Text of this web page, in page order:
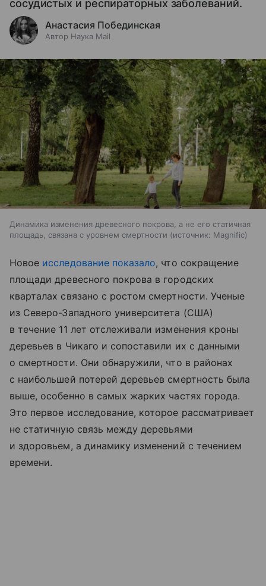
сосудистых и респираторных заболеваний.
Анастасия Побединская
Автор Наука Mail
Динамика изменения древесного покрова, а не его статичная
площадь, связана с уровнем смертности
источник: Magnific
Новое исследование показало, что сокращение
площади древесного покрова в городских
кварталах связано с ростом смертности. Ученые
из Северо-Западного университета (США)
в течение 11 лет отслеживали изменения кроны
деревьев в Чикаго и сопоставили их с данными
о смертности. Они обнаружили, что в районах
с наибольшей потерей деревьев смертность была
выше, особенно в самых жарких частях города.
Это первое исследование, которое рассматривает
не статичную связь между деревьями
и здоровьем, а динамику изменений с течением
времени.